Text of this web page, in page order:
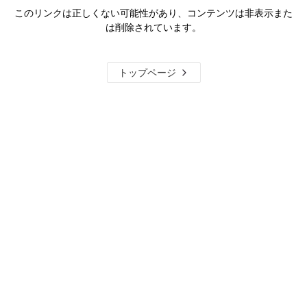
このリンクは正しくない可能性があり、コンテンツは非表示また
は削除されています。
トップページ